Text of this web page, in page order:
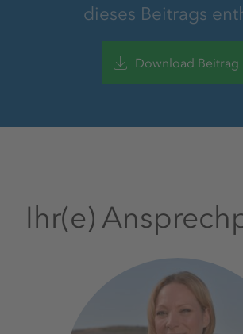
dieses Beitrags
Download Beitrag
Ihr(e)